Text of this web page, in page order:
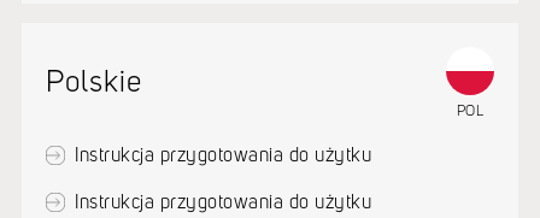
Polskie
POL
Instrukcja przygotowania do użytku
Instrukcja przygotowania do użytku